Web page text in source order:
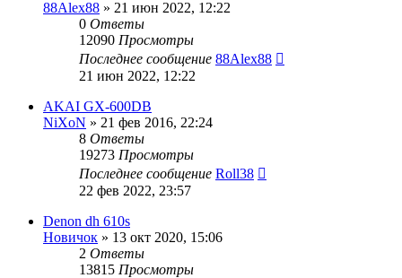
88Alex88 » 21 июн 2022, 12:22
0 Ответы
12090 Просмотры
Последнее сообщение 88Alex88
21 июн 2022, 12:22
AKAI GX-600DB
NiXoN » 21 фев 2016, 22:24
8 Ответы
19273 Просмотры
Последнее сообщение Roll38
22 фев 2022, 23:57
Denon dh 610s
Новичок » 13 окт 2020, 15:06
2 Ответы
13815 Просмотры